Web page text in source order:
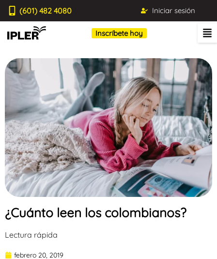
(601) 482 4080 Iniciar sesión
Inscríbete hoy
¿Cuánto leen los colombianos?
Lectura rápida
febrero 20, 2019